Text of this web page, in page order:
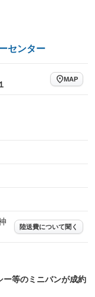
センター
MAP
陸送費について聞く
ー等のミニバンが成約